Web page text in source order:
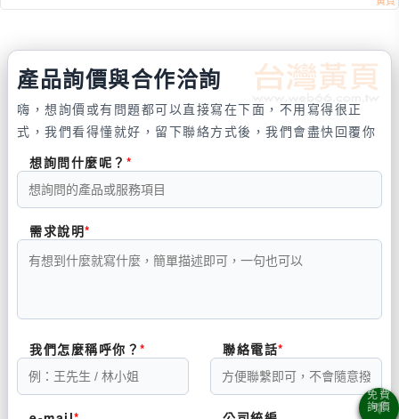
產品詢價與合作洽詢
嗨，想詢價或有問題都可以直接寫在下面，不用寫得很正
式，我們看得懂就好，留下聯絡方式後，我們會盡快回覆你
想詢問什麼呢？
需求說明
我們怎麼稱呼你？ 聯絡電話